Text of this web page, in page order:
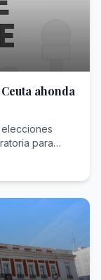
ahonda
elecciones
para